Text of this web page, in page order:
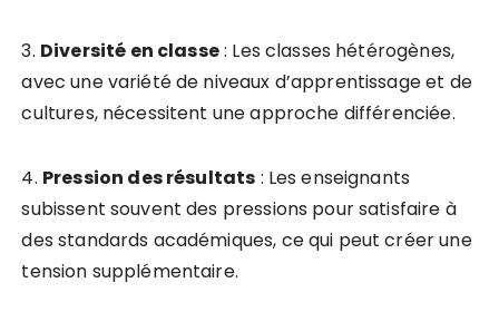
3. Diversité en classe: Les classes hétérogènes,
avec une variété de niveaux d’apprentissage et de
cultures, nécessitent une approche différenciée.
4. Pression desrésultats : Les enseignants
subissent souvent des pressions pour satisfaire à
des standards académiques, ce qui peut créer une
tension supplémentaire.